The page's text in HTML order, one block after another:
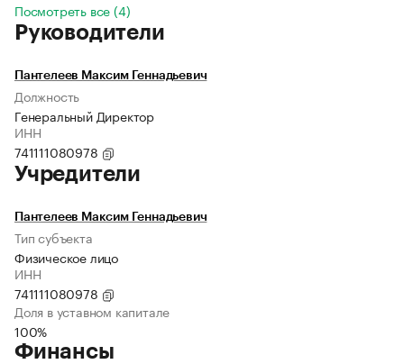
Посмотреть все (4)
Руководители
Пантелеев Максим Геннадьевич
Должность
Генеральный Директор
ИНН
741111080978
Учредители
Пантелеев Максим Геннадьевич
Тип субъекта
Физическое лицо
ИНН
741111080978
Доля в уставном капитале
100%
Финансы